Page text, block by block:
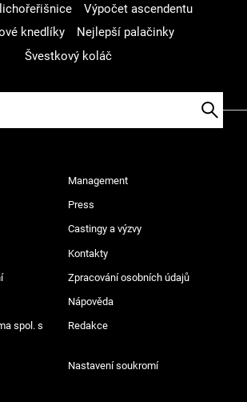
Výpočet ascendentu
knedlíky
Nejlepší palačinky
Švestkový koláč
Management
Press
Castingy a výzvy
Kontakty
Zpracování osobních údajů
Nápověda
spol. s
Redakce
Nastavení soukromí